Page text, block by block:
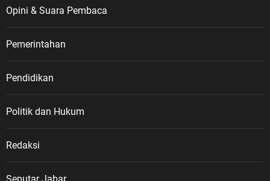
Opini & Suara Pembaca
Pemerintahan
Pendidikan
Politik dan Hukum
Redaksi